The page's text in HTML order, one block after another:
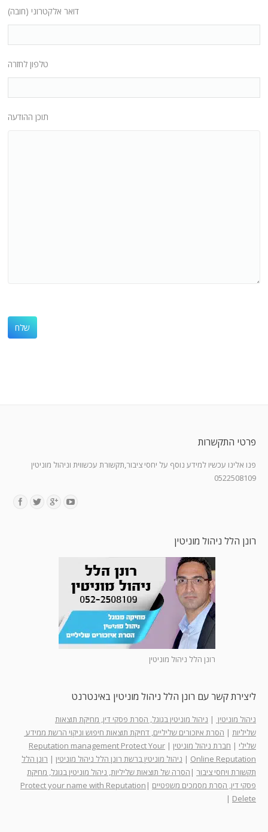
דואר אלקטרוני (חובה)
טלפון לחזרה
תוכן ההודעה
פרטי התקשרות
פנו אלינו עכשיו למידע נוסף על יחסי ציבור,תקשורת עכשווית וניהול מוניטין
0522508109
רונן הלל ניהול מוניטין
רונן הלל ניהול מוניטין
ליצירת קשר עם רונן הלל ניהול מוניטין באינטרנט
ניהול מוניטין | ניהול מוניטין בגוגל, הסרת פסקי דין, מחיקת תוצאות
שליליות | הסרת איזכורים שליליים, דחיקת תוצאות חיפוש וניקוי הרשת ממידע
שלילי | חברת ניהול מוניטין |
Reputation management Protect Your
Online Reputation
| ניהול מוניטין ברשת רונן הלל ניהול מוניטין | רונן הלל
תקשורת ויחסי ציבור | הסרה של תוצאות שליליות, ניהול מוניטין בגוגל, מחיקת
פסקי דין, הסרת מסמכים משפטיים |
Protect your name with Reputation
Delete
|